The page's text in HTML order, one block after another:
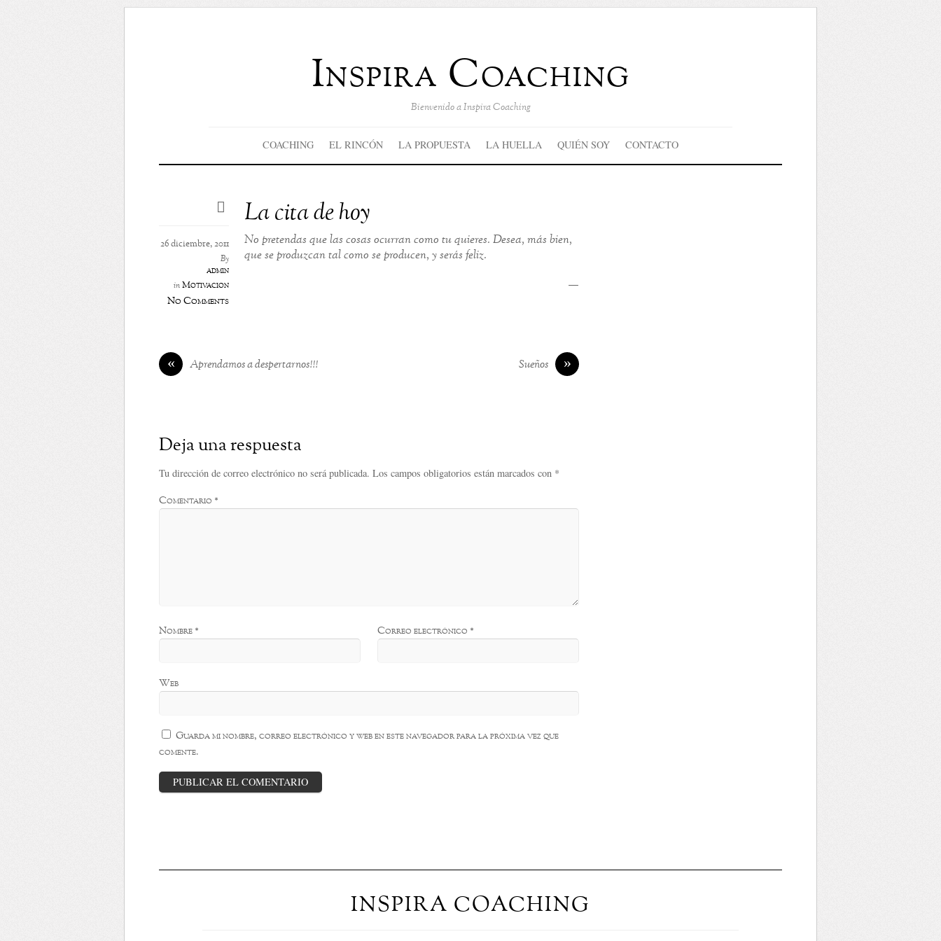
Inspira Coaching
Bienvenido a Inspira Coaching
COACHING EL RINCÓN LA PROPUESTA LA HUELLA QUIÉN SOY CONTACTO
La cita de hoy
26 diciembre, 2011
By
admin
inMotivación
No Comments
No pretendas que las cosas ocurran como tu quieres. Desea, más bien,
que se produzcan tal como se producen, y serás feliz.
—
« Aprendamos a despertarnos!!! »
Sueños
Deja una respuesta
Tu dirección de correo electrónico no será publicada. Los campos obligatorios están marcados con *
Comentario *
Nombre * Correo electrónico *
Web
Guarda mi nombre, correo electrónico y web en este navegador para la próxima vez que
comente.
INSPIRA COACHING